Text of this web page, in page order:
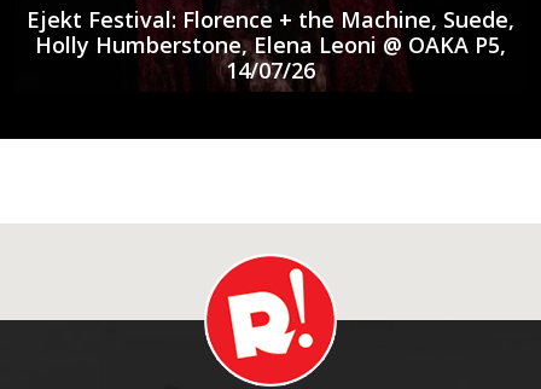
Ejekt Festival: Florence + the Machine, Suede,
Holly Humberstone, Elena Leoni @ ΟΑΚΑ P5,
14/07/26